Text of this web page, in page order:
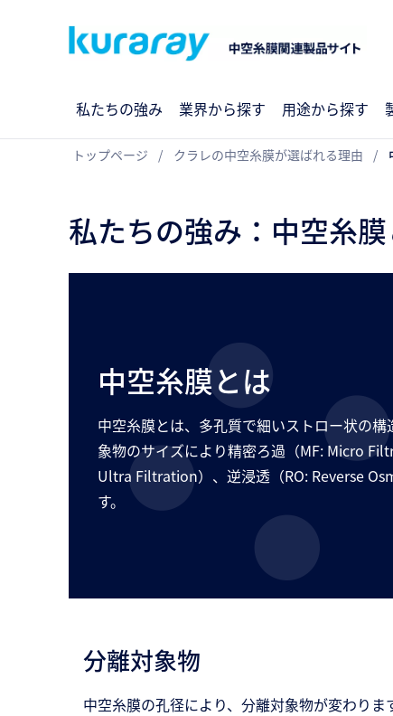
私たちの強み 業界から探す 用途から探す
トップページ クラレの中空糸膜が選ばれる理由
私たちの強み：中空糸
中空糸膜とは
中空糸膜とは、多孔質で細いストロー状の
象物のサイズにより精密ろ過（MF: Micro
Ultra Filtration）、逆浸透（RO: Reverse
す。
分離対象物
中空糸膜の孔径により、分離対象物が変わりま